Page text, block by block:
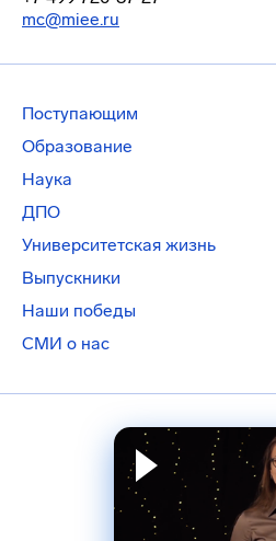
mc@miee.ru
Поступающим
Образование
Наука
ДПО
Университетская жизнь
Выпускники
Наши победы
СМИ о нас